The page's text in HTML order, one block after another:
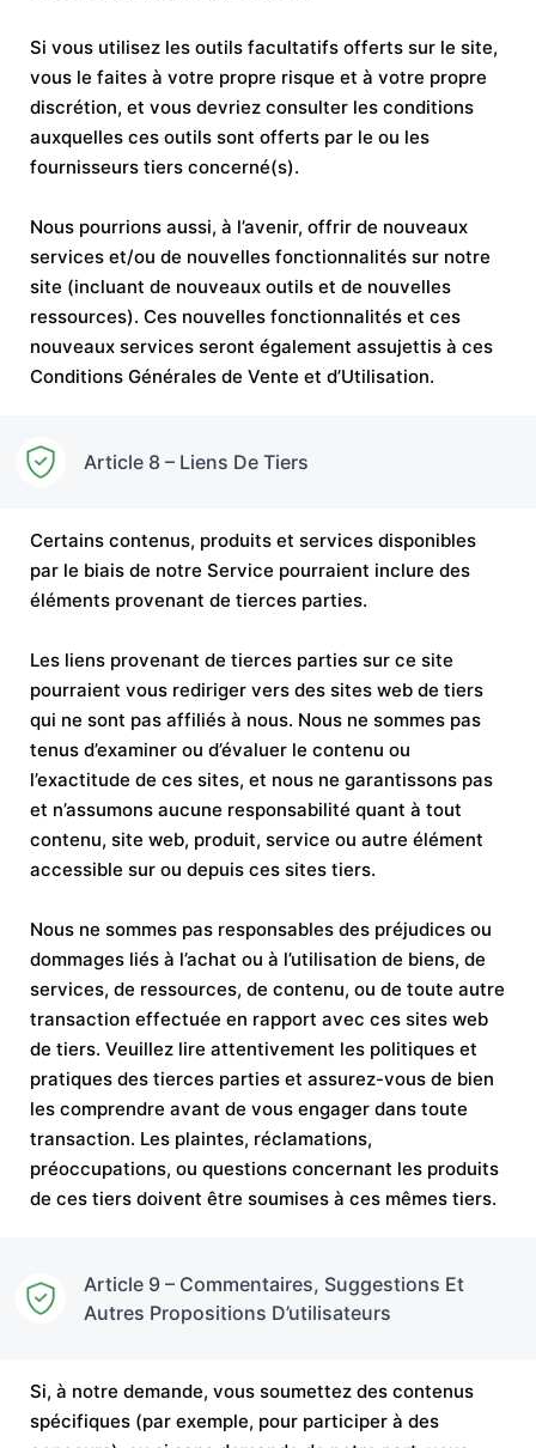
Si vous utilisez les outils facultatifs offerts sur le site,
vous le faites à votre propre risque et à votre propre
discrétion, et vous devriez consulter les conditions
auxquelles ces outils sont offerts par le ou les
fournisseurs tiers concerné(s).
Nous pourrions aussi, à l’avenir, offrir de nouveaux
services et/ou de nouvelles fonctionnalités sur notre
site (incluant de nouveaux outils et de nouvelles
ressources). Ces nouvelles fonctionnalités et ces
nouveaux services seront également assujettis à ces
Conditions Générales de Vente et d’Utilisation.
Article 8 – Liens De Tiers
Certains contenus, produits et services disponibles
par le biais de notre Service pourraient inclure des
éléments provenant de tierces parties.
Les liens provenant de tierces parties sur ce site
pourraient vous rediriger vers des sites web de tiers
qui ne sont pas affiliés à nous. Nous ne sommes pas
tenus d’examiner ou d’évaluer le contenu ou
l’exactitude de ces sites, et nous ne garantissons pas
et n’assumons aucune responsabilité quant à tout
contenu, site web, produit, service ou autre élément
accessible sur ou depuis ces sites tiers.
Nous ne sommes pas responsables des préjudices ou
dommages liés à l’achat ou à l’utilisation de biens, de
services, de ressources, de contenu, ou de toute autre
transaction effectuée en rapport avec ces sites web
de tiers. Veuillez lire attentivement les politiques et
pratiques des tierces parties et assurez-vous de bien
les comprendre avant de vous engager dans toute
transaction. Les plaintes, réclamations,
préoccupations, ou questions concernant les produits
de ces tiers doivent être soumises à ces mêmes tiers.
Article 9 – Commentaires, Suggestions Et
Autres Propositions D’utilisateurs
Si, à notre demande, vous soumettez des contenus
spécifiques (par exemple, pour participer à des